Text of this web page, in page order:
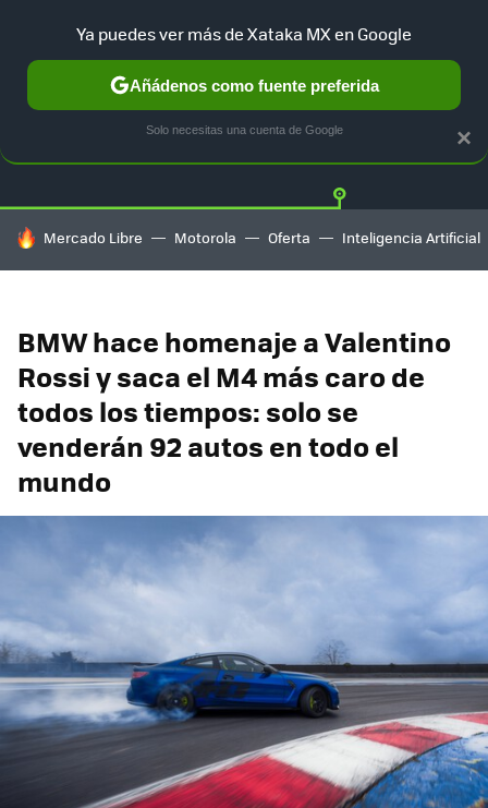
TESLA UBER AUTO ELECTRICO Twitter
HOY SE HABLA DE
Mercado Libre Motorola Oferta Inteligencia Artificial
BMW hace homenaje a Valentino
Rossi y saca el M4 más caro de
todos los tiempos: solo se
venderán 92 autos en todo el
mundo
×
Ya puedes ver más de Xataka MX en Google
Añádenos como fuente preferida
Solo necesitas una cuenta de Google